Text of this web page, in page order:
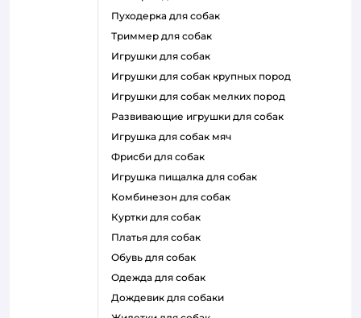
пуходерка для собак
триммер для собак
игрушки для собак
игрушки для собак крупных пород
игрушки для собак мелких пород
развивающие игрушки для собак
игрушка для собак мяч
фрисби для собак
игрушка пищалка для собак
комбинезон для собак
куртки для собак
платья для собак
обувь для собак
одежда для собак
дождевик для собаки